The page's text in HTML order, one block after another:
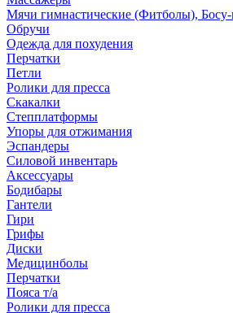
Мячи гимнастические (Фитболы),
Обручи
Одежда для похудения
Перчатки
Петли
Ролики для пресса
Скакалки
Степплатформы
Упоры для отжимания
Эспандеры
Силовой инвентарь
Аксессуары
Бодибары
Гантели
Гири
Грифы
Диски
Медицинболы
Перчатки
Пояса т/а
Ролики для пресса